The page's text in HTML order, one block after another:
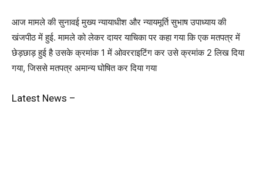
आज मामले की सुनावई मुख्य न्यायाधीश और न्यायमूर्ति सुभाष उपाध्याय की
खंजपीठ में हुई. मामले को लेकर दायर याचिका पर कहा गया कि एक मतपत्र में
छेड़छाड़ हुई है उसके क्रमांक 1 में ओवरराइटिंग कर उसे क्रमांक 2 लिख दिया
गया, जिससे मतपत्र अमान्य घोषित कर दिया गया
Latest News –